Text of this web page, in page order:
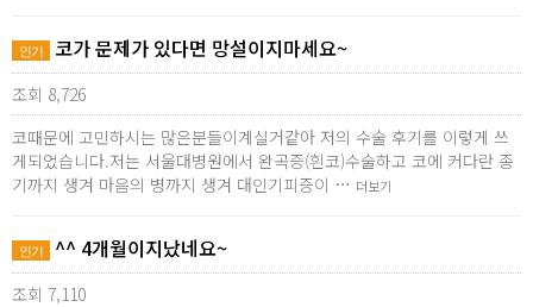
인기 코가 문제가 있다면 망설이지마세요~
조회 8,726
코때문에 고민하시는 많은분들이계실거같아 저의 수술 후기를 이렇게 쓰
게되었습니다.저는 서울대병원에서 완곡증(흰코)수술하고 코에 커다란 종
기까지 생겨 마음의 병까지 생겨 대인기피증이 … 더보기
인기 ^^ 4개월이지났네요~
조회 7,110